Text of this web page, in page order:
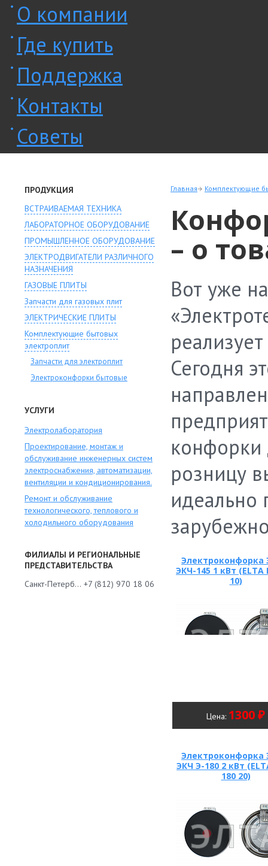
О компании
Где купить
Поддержка
Контакты
Советы
ПРОДУКЦИЯ
ВСТРАИВАЕМАЯ ТЕХНИКА
ЛАБОРАТОРНОЕ ОБОРУДОВАНИЕ
ПРОМЫШЛЕННОЕ ОБОРУДОВАНИЕ
ЭЛЕКТРОДВИГАТЕЛИ РАЗЛИЧНОГО
НАЗНАЧЕНИЯ
ГАЗОВЫЕ ПЛИТЫ
Запчасти для газовых плит
ЭЛЕКТРИЧЕСКИЕ ПЛИТЫ
Комплектующие бытовых
электроплит
Запчасти для электроплит
Электроконфорки бытовые
УСЛУГИ
Электролаборатория
Проектирование, монтаж и
обслуживание инженерных систем
электроснабжения, автоматизации,
вентиляции и кондиционирования.
Ремонт и обслуживание
технологического, теплового и
холодильного оборудования
ФИЛИАЛЫ И РЕГИОНАЛЬНЫЕ
ПРЕДСТАВИТЕЛЬСТВА
Санкт-Петербург +7 (812) 970 18 06
Главная Комплектующие
– о
Вот уже
Сегодня
конфорки
розницу
идеально
Электроконфорка
ЭКЧ-145 1 кВт (ELTA
10)
Цена: 1300 ₽
Электроконфорка
ЭКЧ Э-180 2 кВт
180 20)